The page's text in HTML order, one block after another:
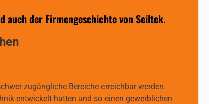
auch der Firmengeschichte von Seiltek.
zugängliche Bereiche erreichbar werden.
entwickelt hatten und so einen gewerblichen